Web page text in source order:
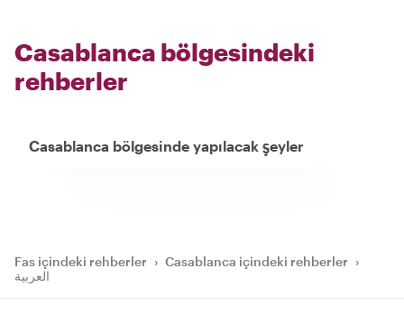
Casablanca bölgesindeki
rehberler
Casablanca bölgesinde yapılacak şeyler
Fas içindeki rehberler › Casablanca içindeki rehberler ›
العربية